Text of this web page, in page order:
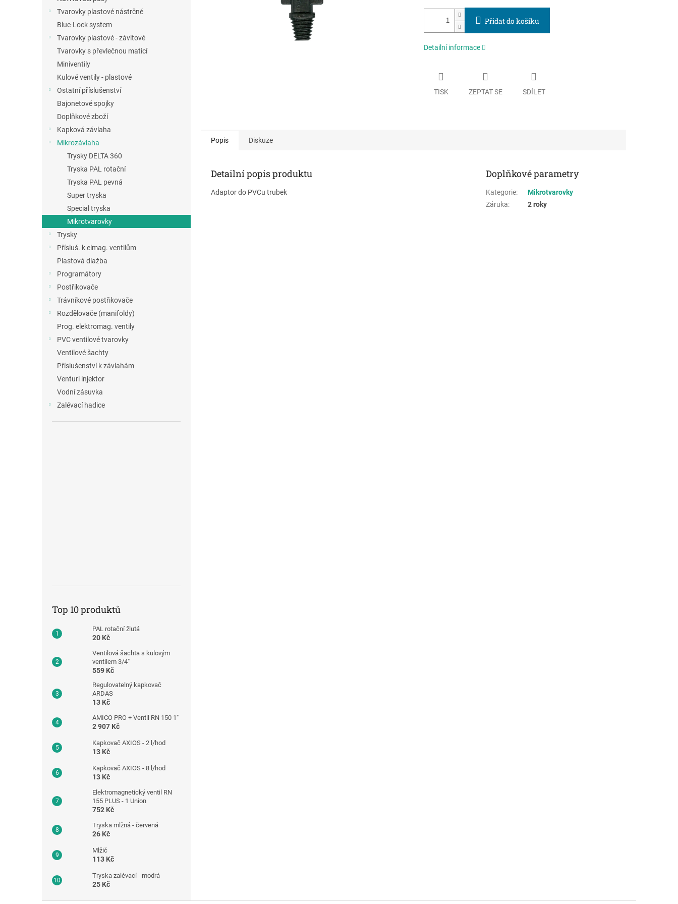
Tvarovky plastové nástrčné
Blue-Lock system
Tvarovky plastové - závitové
Tvarovky s převlečnou maticí
Miniventily
Kulové ventily - plastové
Ostatní příslušenství
Bajonetové spojky
Doplňkové zboží
Kapková závlaha
Mikrozávlaha
Trysky DELTA 360
Tryska PAL rotační
Tryska PAL pevná
Super tryska
Special tryska
Mikrotvarovky
Trysky
Přísluš. k elmag. ventilům
Plastová dlažba
Programátory
Postřikovače
Trávníkové postřikovače
Rozdělovače (manifoldy)
Prog. elektromag. ventily
PVC ventilové tvarovky
Ventilové šachty
Příslušenství k závlahám
Venturi injektor
Vodní zásuvka
Zalévací hadice
Top 10 produktů
PAL rotační žlutá
20 Kč
Ventilová šachta s kulovým
ventilem 3/4"
559 Kč
Regulovatelný kapkovač
ARDAS
13 Kč
AMICO PRO + Ventil RN 150 1"
2 907 Kč
Kapkovač AXIOS - 2 l/hod
13 Kč
Kapkovač AXIOS - 8 l/hod
13 Kč
Elektromagnetický ventil RN
155 PLUS - 1 Union
752 Kč
Tryska mlžná - červená
26 Kč
Mlžič
113 Kč
Tryska zalévací - modrá
25 Kč
Přidat do košíku
Detailní informace
TISK ZEPTAT SE SDÍLET
Popis Diskuze
Detailní popis produktu
Adaptor do PVCu trubek
Doplňkové parametry
Kategorie:
Mikrotvarovky
Záruka: 2 roky